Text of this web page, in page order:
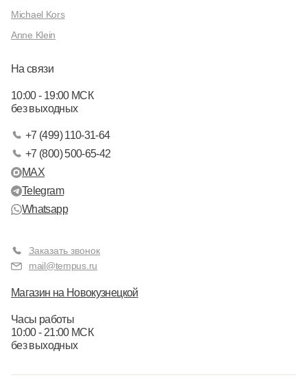
Michael Kors
Anne Klein
На связи
10:00 - 19:00 МСК
без выходных
+7 (499) 110-31-64
+7 (800) 500-65-42
MAX
Telegram
Whatsapp
Заказать звонок
mail@tempus.ru
Магазин на Новокузнецкой
Часы работы
10:00 - 21:00 МСК
без выходных